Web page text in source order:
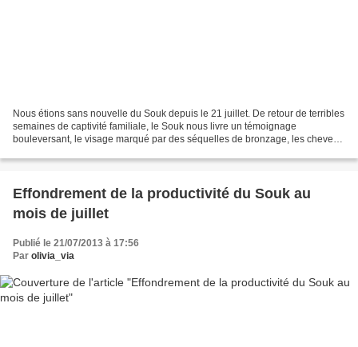
Nous étions sans nouvelle du Souk depuis le 21 juillet. De retour de terribles
semaines de captivité familiale, le Souk nous livre un témoignage
bouleversant, le visage marqué par des séquelles de bronzage, les cheveux
Effondrement de la productivité du Souk au
mois de juillet
Publié le 21/07/2013 à 17:56
Par olivia_via